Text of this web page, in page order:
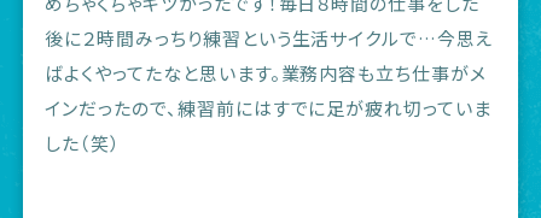
後に２時間みっちり練習という生活サイクルで…今思え
ばよくやってたなと思います。業務内容も立ち仕事がメ
インだったので、練習前にはすでに足が疲れ切っていま
した（笑）